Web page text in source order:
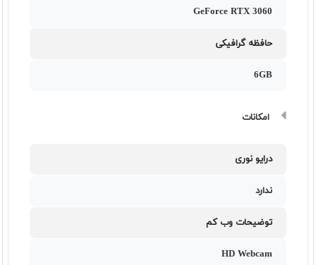
GeForce RTX 3060
حافظه گرافیکی
6GB
امکانات
درایو نوری
ندارد
توضیحات وب کم
HD Webcam